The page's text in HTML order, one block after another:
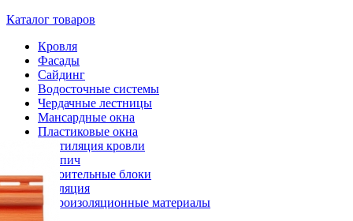
Каталог товаров
Кровля
Фасады
Сайдинг
Водосточные системы
Чердачные лестницы
Мансардные окна
Пластиковые окна
Вентиляция кровли
Кирпич
Строительные блоки
Изоляция
Гидроизоляционные материалы